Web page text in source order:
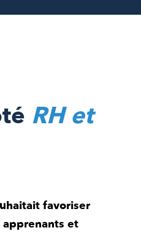
RH et
favoriser
apprenants et